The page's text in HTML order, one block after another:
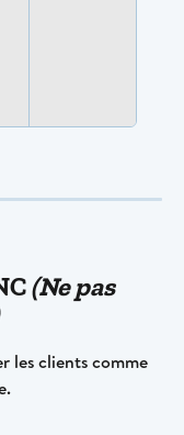
(Ne pas
les clients comme